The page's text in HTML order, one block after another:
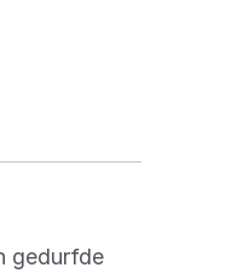
gedurfde